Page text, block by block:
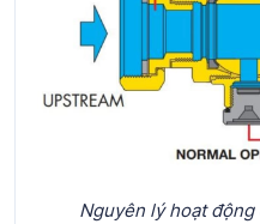
Nguyên lý hoạt